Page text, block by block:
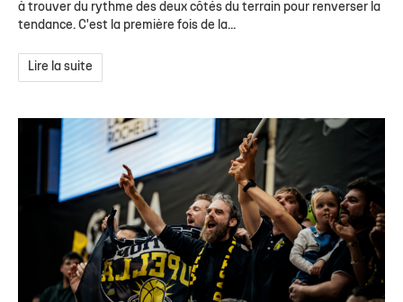
à trouver du rythme des deux côtés du terrain pour renverser la
tendance. C'est la première fois de la...
Lire la suite